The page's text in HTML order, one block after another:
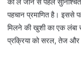
पहचान प्रमाणित है। इससे
मिलने की खुशी का एक लंबा
प्रक्रिया को सरल, तेज और